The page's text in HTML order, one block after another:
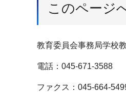
このページ
教育委員会事務局学校
電話：045-671-3588
ファクス：045-664-